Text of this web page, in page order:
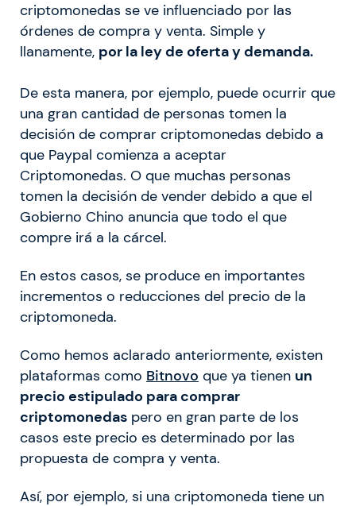
criptomonedas se ve influenciado por las
órdenes de compra y venta. Simple y
llanamente, por la ley de oferta y demanda.
De esta manera, por ejemplo, puede ocurrir que
una gran cantidad de personas tomen la
decisión de comprar criptomonedas debido a
que Paypal comienza a aceptar
Criptomonedas. O que muchas personas
tomen la decisión de vender debido a que el
Gobierno Chino anuncia que todo el que
compre irá a la cárcel.
En estos casos, se produce en importantes
incrementos o reducciones del precio de la
criptomoneda.
Como hemos aclarado anteriormente, existen
plataformas como Bitnovo que ya tienen un
precio estipulado para comprar
criptomonedas pero en gran parte de los
casos este precio es determinado por las
propuesta de compra y venta.
Así, por ejemplo, si una criptomoneda tiene un